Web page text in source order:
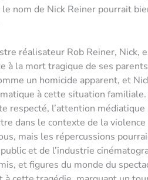
nom de Nick Reiner pourrait
réalisateur Rob Reiner, Nick,
à la mort tragique de ses
un homicide apparent, et
à cette situation
respecté, l’attention
dans le contexte de la
mais les répercussions
et de l’industrie
et figures du monde du